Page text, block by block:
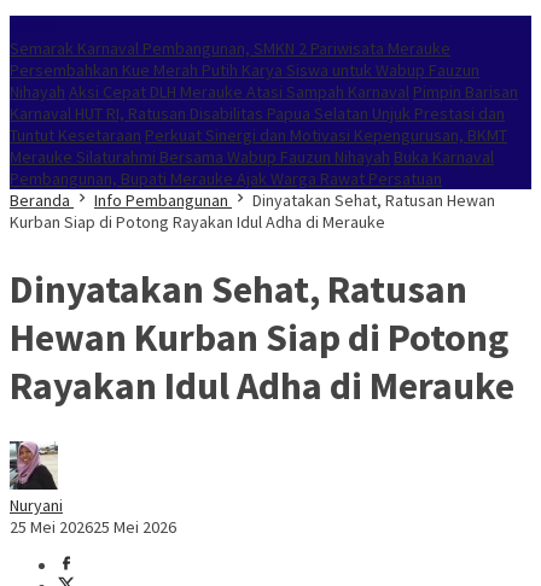
Semarak Karnaval Pembangunan, SMKN 2 Pariwisata Merauke
Persembahkan Kue Merah Putih Karya Siswa untuk Wabup Fauzun
Nihayah Aksi Cepat DLH Merauke Atasi Sampah Karnaval Pimpin Barisan
Karnaval HUT RI, Ratusan Disabilitas Papua Selatan Unjuk Prestasi dan
Tuntut Kesetaraan Perkuat Sinergi dan Motivasi Kepengurusan, BKMT
Merauke Silaturahmi Bersama Wabup Fauzun Nihayah Buka Karnaval
Pembangunan, Bupati Merauke Ajak Warga Rawat Persatuan
Beranda
Info Pembangunan
Dinyatakan Sehat, Ratusan Hewan
Kurban Siap di Potong Rayakan Idul Adha di Merauke
Dinyatakan Sehat, Ratusan
Hewan Kurban Siap di Potong
Rayakan Idul Adha di Merauke
Nuryani
25 Mei 202625 Mei 2026